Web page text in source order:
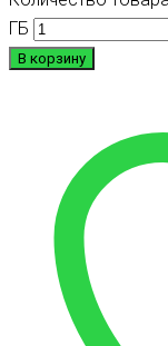
ГБ
В корзину